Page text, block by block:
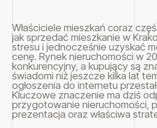
Właściciele mieszkań coraz
jak sprzedać mieszkanie w
stresu i jednocześnie uzyskać
cenę. Rynek nieruchomości w
konkurencyjny, a kupujący są
świadomi niż jeszcze kilka lat
ogłoszenia do internetu
Kluczowe znaczenie ma dziś
przygotowanie nieruchomości,
prezentacja oraz właściwa